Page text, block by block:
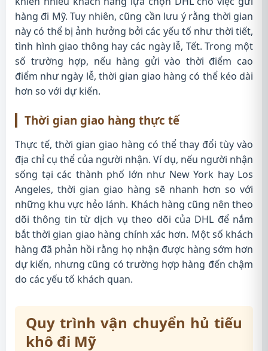
hàng đi Mỹ. Tuy nhiên, cũng cần lưu ý rằng thời gian
này có thể bị ảnh hưởng bởi các yếu tố như thời tiết,
tình hình giao thông hay các ngày lễ, Tết. Trong một
số trường hợp, nếu hàng gửi vào thời điểm cao
điểm như ngày lễ, thời gian giao hàng có thể kéo dài
hơn so với dự kiến.
Thời gian giao hàng thực tế
Thực tế, thời gian giao hàng có thể thay đổi tùy vào
địa chỉ cụ thể của người nhận. Ví dụ, nếu người nhận
sống tại các thành phố lớn như New York hay Los
Angeles, thời gian giao hàng sẽ nhanh hơn so với
những khu vực hẻo lánh. Khách hàng cũng nên theo
dõi thông tin từ dịch vụ theo dõi của DHL để nắm
bắt thời gian giao hàng chính xác hơn. Một số khách
hàng đã phản hồi rằng họ nhận được hàng sớm hơn
dự kiến, nhưng cũng có trường hợp hàng đến chậm
do các yếu tố khách quan.
Quy trình vận chuyển hủ tiếu
khô đi Mỹ